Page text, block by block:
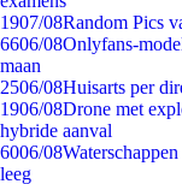
1907/08Random Pics
6606/08Onlyfans-
maan
2506/08Huisarts per
1906/08Drone met
hybride aanval
6006/08
leeg